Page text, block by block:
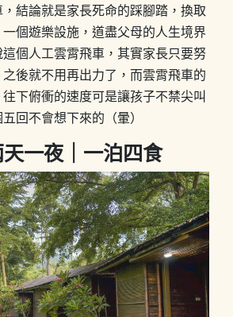
結論就是家長死命的踩腳踏，換取
個遊樂設施，道盡父母的人生境界
這個人工雲霄飛車，其實家長只要努
後就不用再出力了，而雲霄飛車的
下俯衝的速度可是讓孩子不禁尖叫
回不會想下來的（暈）
一夜｜一泊四食